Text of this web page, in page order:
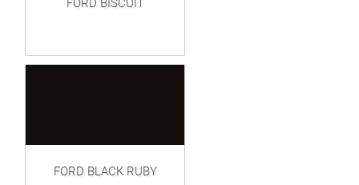
FORD BISCUIT
FORD BLACK RUBY